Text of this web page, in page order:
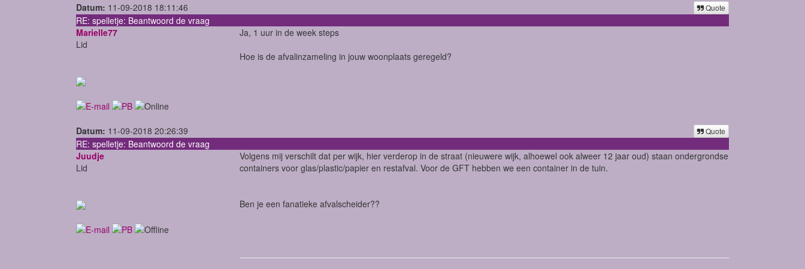
Datum: 11-09-2018 18:11:46 Quote
RE: spelletje: Beantwoord de vraag
Marielle77
Lid
Ja, 1 uur in de week steps
Hoe is de afvalinzameling in jouw woonplaats geregeld?
Datum: 11-09-2018 20:26:39 Quote
RE: spelletje: Beantwoord de vraag
Juudje
Lid
Volgens mij verschilt dat per wijk, hier verderop in de straat (nieuwere wijk, alhoewel ook alweer 12 jaar oud) staan ondergrondse
containers voor glas/plastic/papier en restafval. Voor de GFT hebben we een container in de tuin.
Ben je een fanatieke afvalscheider??